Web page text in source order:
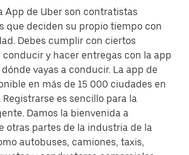
App de Uber son contratistas
que deciden su propio tiempo con
Debes cumplir con ciertos
y hacer entregas con la app
vayas a conducir. La app de
en más de 15 000 ciudades en
es sencillo para la
Damos la bienvenida a
otras partes de la industria de la
autobuses, camiones, taxis,